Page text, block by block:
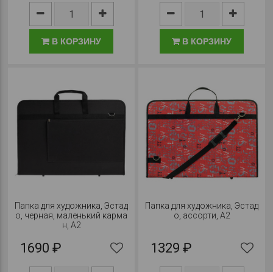
В КОРЗИНУ В КОРЗИНУ
Папка для художника, Эстад
о, черная, маленький карма
н, А2
1690 ₽
Папка для художника, Эстад
о, ассорти, А2
1329 ₽